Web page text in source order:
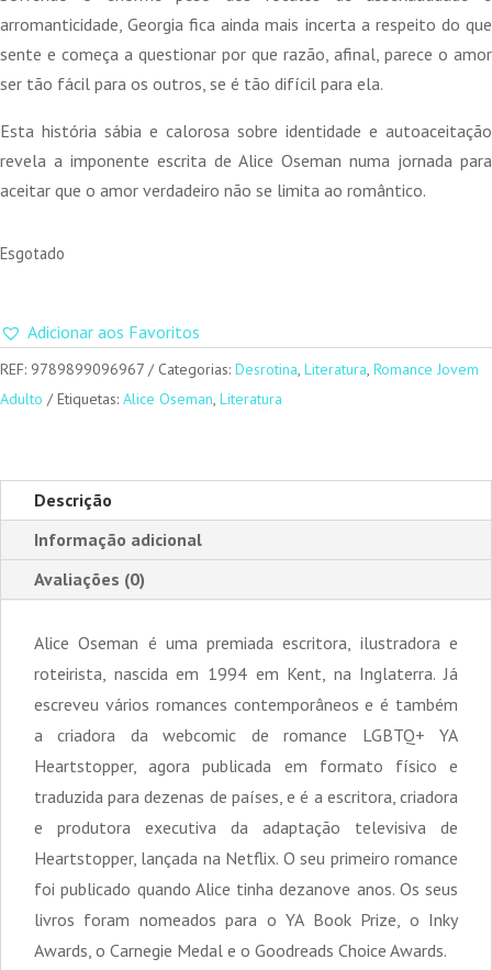
arromanticidade, Georgia fica ainda mais incerta a respeito do que
sente e começa a questionar por que razão, afinal, parece o amor
ser tão fácil para os outros, se é tão difícil para ela.
Esta história sábia e calorosa sobre identidade e autoaceitação
revela a imponente escrita de Alice Oseman numa jornada para
aceitar que o amor verdadeiro não se limita ao romântico.
Esgotado
Adicionar aos Favoritos
REF: 9789899096967 Categorias: Desrotina, Literatura, Romance Jovem
Adulto
Etiquetas: Alice Oseman, Literatura
Descrição
Informação adicional
Avaliações (0)
Alice Oseman é uma premiada escritora, ilustradora e
roteirista, nascida em 1994 em Kent, na Inglaterra. Já
escreveu vários romances contemporâneos e é também
a criadora da webcomic de romance LGBTQ+ YA
Heartstopper, agora publicada em formato físico e
traduzida para dezenas de países, e é a escritora, criadora
e produtora executiva da adaptação televisiva de
Heartstopper, lançada na Netflix. O seu primeiro romance
foi publicado quando Alice tinha dezanove anos. Os seus
livros foram nomeados para o YA Book Prize, o Inky
Awards, o Carnegie Medal e o Goodreads Choice Awards.